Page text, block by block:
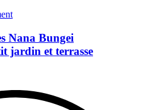
Nana Bungei
jardin et terrasse